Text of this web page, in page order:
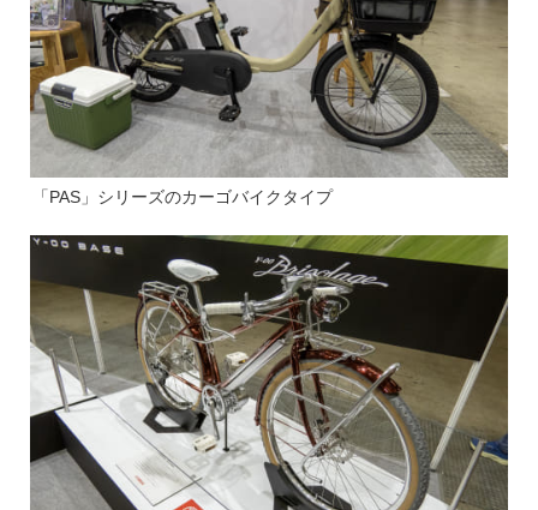
「PAS」シリーズのカーゴバイクタイプ